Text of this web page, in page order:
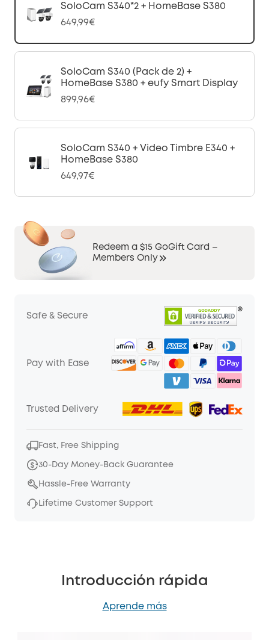
SoloCam S340*2 + HomeBase S380
649,99€
SoloCam S340 (Pack de 2) +
HomeBase S380 + eufy Smart Display
899,96€
SoloCam S340 + Video Timbre E340 +
HomeBase S380
649,97€
Redeem a $15 GoGift Card –
Members Only
Safe & Secure
Pay with Ease
Trusted Delivery
Fast, Free Shipping
30-Day Money-Back Guarantee
Hassle-Free Warranty
Lifetime Customer Support
Introducción rápida
Aprende más